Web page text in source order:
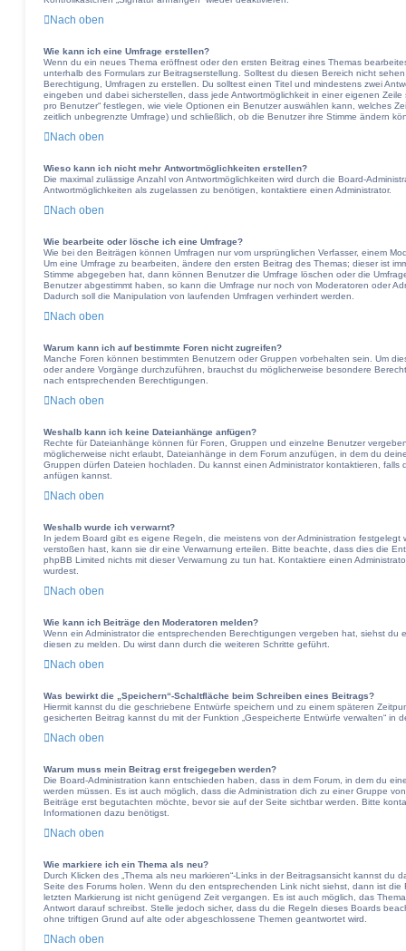
Nach oben
Wie kann ich eine Umfrage erstellen?
Wenn du ein neues Thema eröffnest oder den ersten Beitrag eines Themas
unterhalb des Formulars zur Beitragserstellung. Solltest du diesen Bereich nicht
Berechtigung, Umfragen zu erstellen. Du solltest einen Titel und mindestens zwei
eingeben und dabei sicherstellen, dass jede Antwortmöglichkeit in einer eigenen
pro Benutzer“ festlegen, wie viele Optionen ein Benutzer auswählen kann, welches
zeitlich unbegrenzte Umfrage) und schließlich, ob die Benutzer ihre Stimme ändern
Nach oben
Wieso kann ich nicht mehr Antwortmöglichkeiten erstellen?
Die maximal zulässige Anzahl von Antwortmöglichkeiten wird durch die Board-
Antwortmöglichkeiten als zugelassen zu benötigen, kontaktiere einen Administrator.
Nach oben
Wie bearbeite oder lösche ich eine Umfrage?
Wie bei den Beiträgen können Umfragen nur vom ursprünglichen Verfasser, einem
Um eine Umfrage zu bearbeiten, ändere den ersten Beitrag des Themas; dieser ist
Stimme abgegeben hat, dann können Benutzer die Umfrage löschen oder die
Benutzer abgestimmt haben, so kann die Umfrage nur noch von Moderatoren oder
Dadurch soll die Manipulation von laufenden Umfragen verhindert werden.
Nach oben
Warum kann ich auf bestimmte Foren nicht zugreifen?
Manche Foren können bestimmten Benutzern oder Gruppen vorbehalten sein. Um
oder andere Vorgänge durchzuführen, brauchst du möglicherweise besondere
nach entsprechenden Berechtigungen.
Nach oben
Weshalb kann ich keine Dateianhänge anfügen?
Rechte für Dateianhänge können für Foren, Gruppen und einzelne Benutzer
möglicherweise nicht erlaubt, Dateianhänge in dem Forum anzufügen, in dem du
Gruppen dürfen Dateien hochladen. Du kannst einen Administrator kontaktieren,
anfügen kannst.
Nach oben
Weshalb wurde ich verwarnt?
In jedem Board gibt es eigene Regeln, die meistens von der Administration
verstoßen hast, kann sie dir eine Verwarnung erteilen. Bitte beachte, dass dies die
phpBB Limited nichts mit dieser Verwarnung zu tun hat. Kontaktiere einen
wurdest.
Nach oben
Wie kann ich Beiträge den Moderatoren melden?
Wenn ein Administrator die entsprechenden Berechtigungen vergeben hat, siehst du
diesen zu melden. Du wirst dann durch die weiteren Schritte geführt.
Nach oben
Was bewirkt die „Speichern“-Schaltfläche beim Schreiben eines Beitrags?
Hiermit kannst du die geschriebene Entwürfe speichern und zu einem späteren
gesicherten Beitrag kannst du mit der Funktion „Gespeicherte Entwürfe verwalten“ in
Nach oben
Warum muss mein Beitrag erst freigegeben werden?
Die Board-Administration kann entschieden haben, dass in dem Forum, in dem du
werden müssen. Es ist auch möglich, dass die Administration dich zu einer Gruppe
Beiträge erst begutachten möchte, bevor sie auf der Seite sichtbar werden. Bitte
Informationen dazu benötigst.
Nach oben
Wie markiere ich ein Thema als neu?
Durch Klicken des „Thema als neu markieren“-Links in der Beitragsansicht kannst du
Seite des Forums holen. Wenn du den entsprechenden Link nicht siehst, dann ist die
letzten Markierung ist nicht genügend Zeit vergangen. Es ist auch möglich, das
Antwort darauf schreibst. Stelle jedoch sicher, dass du die Regeln dieses Boards
ohne triftigen Grund auf alte oder abgeschlossene Themen geantwortet wird.
Nach oben